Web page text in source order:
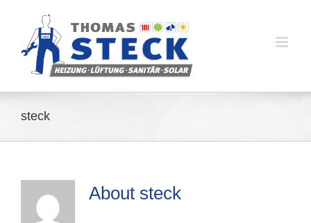
content
steck
About steck